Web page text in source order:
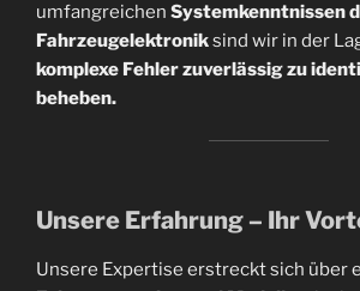
umfangreichen Systemkenntnissen
Fahrzeugelektroniksind wir in der
komplexe Fehler zuverlässig zu
beheben.
Unsere Erfahrung – Ihr
Unsere Expertise erstreckt sich über